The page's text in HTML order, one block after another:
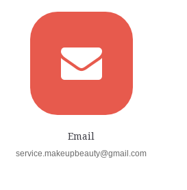
Email
service.makeupbeauty@gmail.com